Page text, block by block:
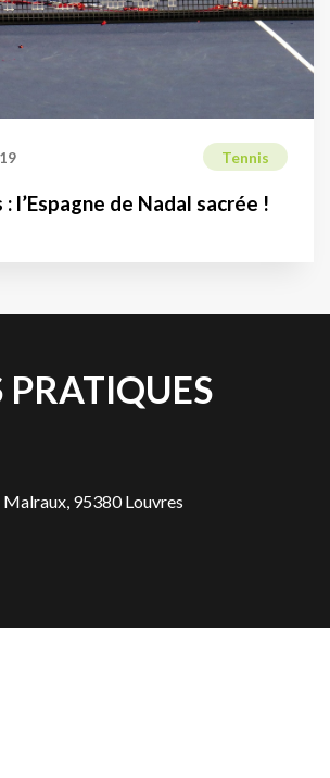
Tennis
l’Espagne de Nadal sacrée !
PRATIQUES
Malraux, 95380 Louvres